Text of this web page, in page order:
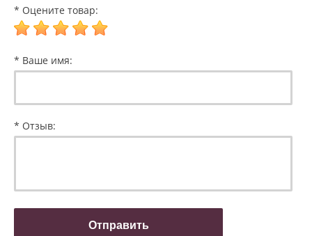
* Оцените товар:
* Ваше имя:
* Отзыв: